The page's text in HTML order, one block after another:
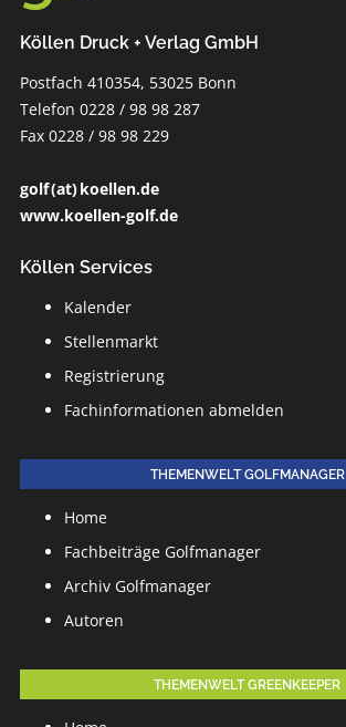
Köllen Druck + Verlag GmbH
Postfach 410354, 53025 Bonn
Telefon 0228 / 98 98 287
Fax 0228 / 98 98 229
golf (at) koellen.de
www.koellen-golf.de
Köllen Services
Kalender
Stellenmarkt
Registrierung
Fachinformationen abmelden
THEMENWELT GOLFMANAGER
Home
Fachbeiträge Golfmanager
Archiv Golfmanager
Autoren
THEMENWELT GREENKEEPER